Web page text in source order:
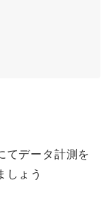
てデータ計測を
しょう